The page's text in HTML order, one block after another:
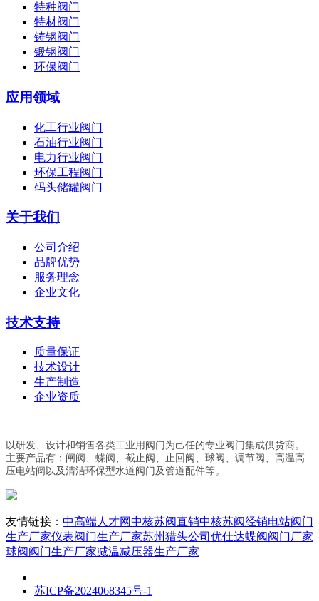
特种阀门
特材阀门
铸钢阀门
锻钢阀门
环保阀门
应用领域
化工行业阀门
石油行业阀门
电力行业阀门
环保工程阀门
码头储罐阀门
关于我们
公司介绍
品牌优势
服务理念
企业文化
技术支持
质量保证
技术设计
生产制造
企业资质
以研发、设计和销售各类工业用阀门为己任的专业阀门集成供货商。
主要产品有：闸阀、蝶阀、截止阀、止回阀、球阀、调节阀、高温高
压电站阀以及清洁环保型水道阀门及管道配件等。
友情链接： 中高端人才网中核苏阀直销中核苏阀经销电站阀门
生产厂家仪表阀门生产厂家苏州猎头公司优仕达蝶阀阀门厂家
球阀阀门生产厂家减温减压器生产厂家
苏ICP备2024068345号-1